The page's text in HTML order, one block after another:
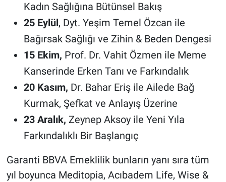
Kadın Sağlığına Bütünsel Bakış
25 Eylül , Dyt. Yeşim Temel Özcan ile
Bağırsak Sağlığı ve Zihin & Beden Dengesi
15 Ekim, Prof. Dr. Vahit Özmen ile Meme
Kanserinde Erken Tanı ve Farkındalık
20 Kasım, Dr. Bahar Eriş ile Ailede Bağ
Kurmak, Şefkat ve Anlayış Üzerine
23 Aralık, Zeynep Aksoy ile Yeni Yıla
Farkındalıklı Bir Başlangıç
Garanti BBVA Emeklilik bunların yanı sıra tüm
yıl boyunca Meditopia, Acıbadem Life, Wise &